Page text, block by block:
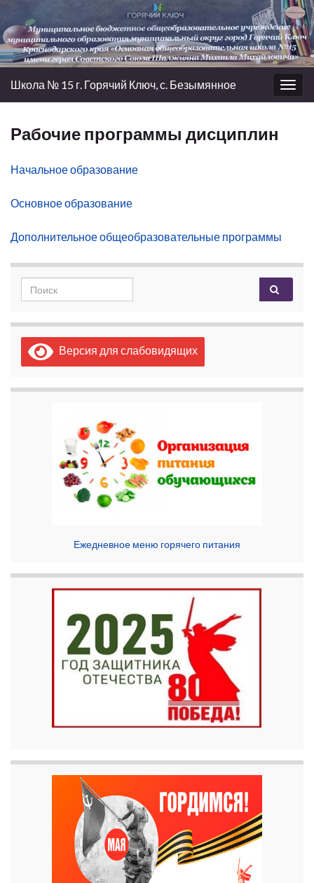
Вкл/
выкл
Школа № 15 г. Горячий Ключ, с. Безымянное
Рабочие программы дисциплин
Начальное образование
Основное образование
Дополнительное общеобразовательные программы
Search for:
Версия для слабовидящих
Ежедневное меню горячего питания